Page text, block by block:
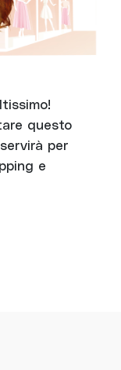
questo
per
e